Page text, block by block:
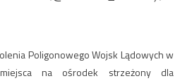
Poligonowego Wojsk Lądowych w
na ośrodek strzeżony dla